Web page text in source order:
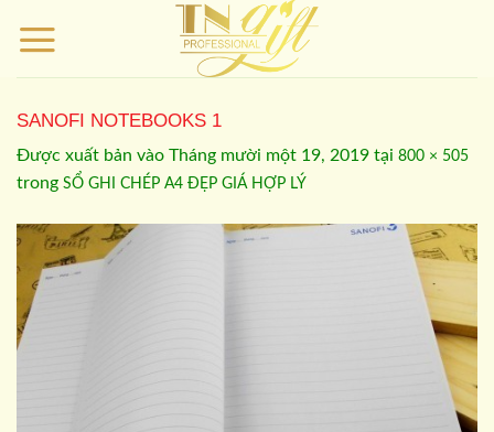
qua
SANOFI NOTEBOOKS 1
Được xuất bản vào Tháng mười một 19, 2019 tại 800 × 505
trong SỔ GHI CHÉP A4 ĐẸP GIÁ HỢP LÝ